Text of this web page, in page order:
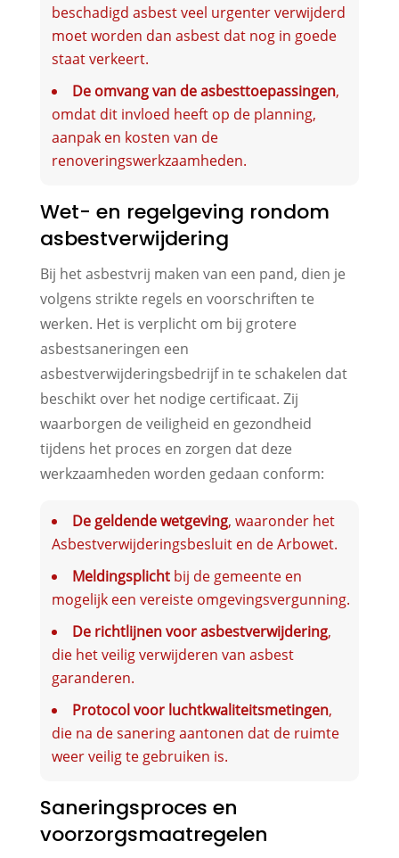
beschadigd asbest veel urgenter verwijderd
moet worden dan asbest dat nog in goede
staat verkeert.
De omvang van de asbesttoepassingen,
omdat dit invloed heeft op de planning,
aanpak en kosten van de
renoveringswerkzaamheden.
Wet- en regelgeving rondom
asbestverwijdering
Bij het asbestvrij maken van een pand, dien je
volgens strikte regels en voorschriften te
werken. Het is verplicht om bij grotere
asbestsaneringen een
asbestverwijderingsbedrijf in te schakelen dat
beschikt over het nodige certificaat. Zij
waarborgen de veiligheid en gezondheid
tijdens het proces en zorgen dat deze
werkzaamheden worden gedaan conform:
De geldende wetgeving, waaronder het
Asbestverwijderingsbesluit en de Arbowet.
Meldingsplichtbij de gemeente en
mogelijk een vereiste omgevingsvergunning.
De richtlijnen voor asbestverwijdering,
die het veilig verwijderen van asbest
garanderen.
Protocol voor luchtkwaliteitsmetingen,
die na de sanering aantonen dat de ruimte
weer veilig te gebruiken is.
Saneringsproces en
voorzorgsmaatregelen